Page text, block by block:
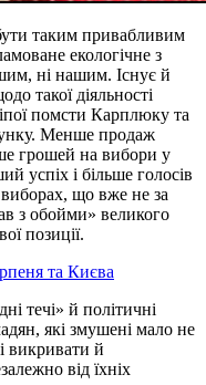
таким привабливим
екологічне з
ні нашим. Існує й
такої діяльності
помсти Карплюку та
Менше продаж
грошей на вибори у
успіх і більше голосів
що вже не за
з обойми» великого
позиції.
течі» й політичні
які змушені мало не
викривати й
від їхніх